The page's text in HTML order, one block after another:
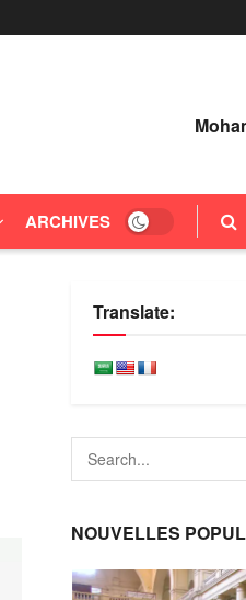
ARCHIVES
Translate:
NOUVELLES